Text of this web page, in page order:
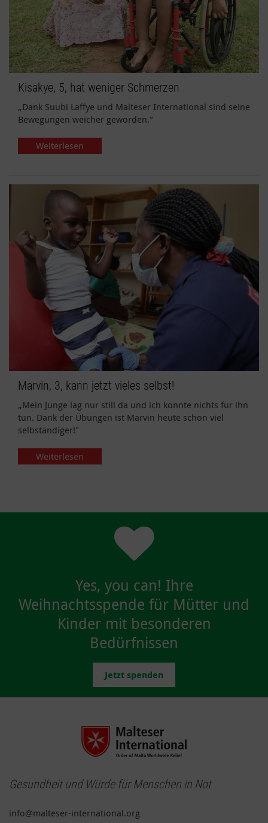
Kisakye, 5, hat weniger Schmerzen
„Dank Suubi Laffye und Malteser International sind seine
Bewegungen weicher geworden.“
Weiterlesen
Marvin, 3, kann jetzt vieles selbst!
„Mein Junge lag nur still da und ich konnte nichts für ihn
tun. Dank der Übungen ist Marvin heute schon viel
selbständiger!"
Weiterlesen
Yes, you can! Ihre
Weihnachtsspende für Mütter und
Kinder mit besonderen
Bedürfnissen
Jetzt spenden
Gesundheit und Würde für Menschen in Not
info@malteser-international.org